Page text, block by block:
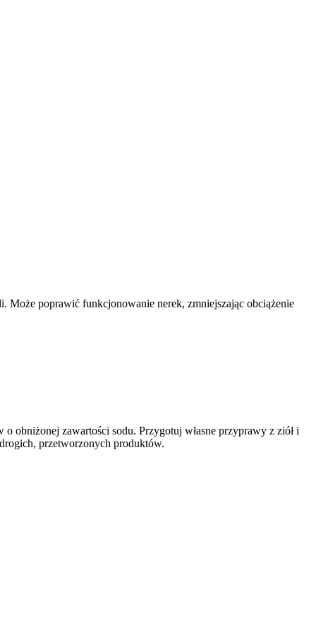
Może poprawić funkcjonowanie nerek, zmniejszając obciążenie
obniżonej zawartości sodu. Przygotuj własne przyprawy z ziół i
przetworzonych produktów.